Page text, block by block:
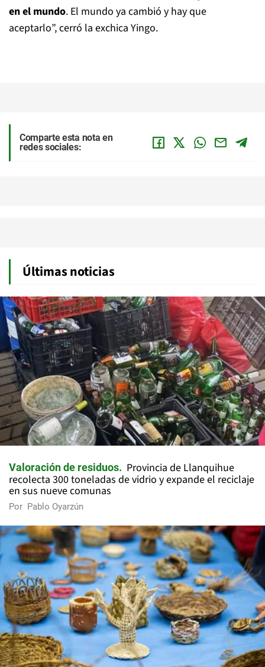
en el mundo. El mundo ya cambió y hay que
aceptarlo”, cerró la exchica Yingo.
Comparte esta nota en
redes sociales:
Últimas noticias
Valoración de residuos
Provincia de Llanquihue
recolecta 300 toneladas de vidrio y expande el reciclaje
en sus nueve comunas
Por Pablo Oyarzún